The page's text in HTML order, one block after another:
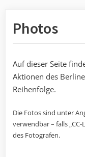
Photos
Auf dieser Seite
Aktionen des
Reihenfolge.
Die Fotos sind unter
verwendbar – falls
des Fotografen.